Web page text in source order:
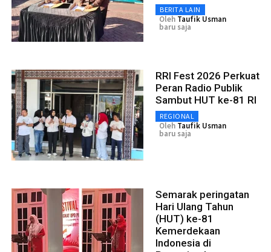
BERITA LAIN
Oleh Taufik Usman
baru saja
RRI Fest 2026 Perkuat
Peran Radio Publik
Sambut HUT ke-81 RI
REGIONAL
Oleh Taufik Usman
baru saja
Semarak peringatan
Hari Ulang Tahun
(HUT) ke-81
Kemerdekaan
Indonesia di